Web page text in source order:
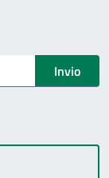
Invio